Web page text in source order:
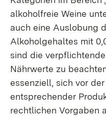
alkoholfreie Weine
auch eine Auslobung
Alkoholgehaltes mit
sind die
Nährwerte zu
essenziell, sich vor
entsprechender
rechtlichen Vorgaben